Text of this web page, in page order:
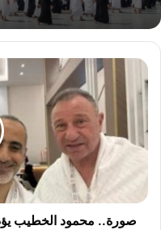
ص
و
.
.
م
صورة.. محمود الخطيب